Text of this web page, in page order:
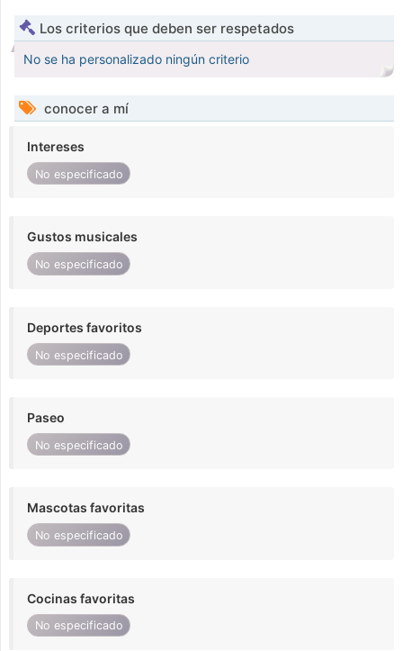
Los criterios que deben ser respetados
No se ha personalizado ningún criterio
conocer a mí
Intereses
No especificado
Gustos musicales
No especificado
Deportes favoritos
No especificado
Paseo
No especificado
Mascotas favoritas
No especificado
Cocinas favoritas
No especificado